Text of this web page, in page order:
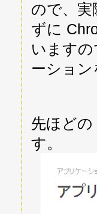
ので、
ずに
います
ーショ
先ほど
す。